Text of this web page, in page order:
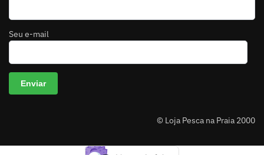
Seu e-mail
e
© Loja Pesca na Praia 2000